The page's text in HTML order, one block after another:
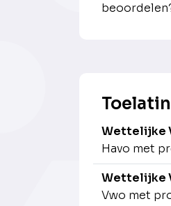
Wettelijke
Havo met
Wettelijke
Vwo met